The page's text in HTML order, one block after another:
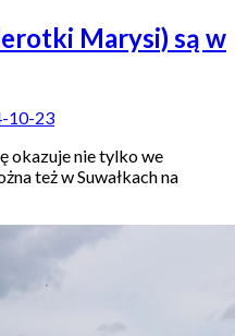
Marysi) są w
10-23
okazuje nie tylko we
też w Suwałkach na